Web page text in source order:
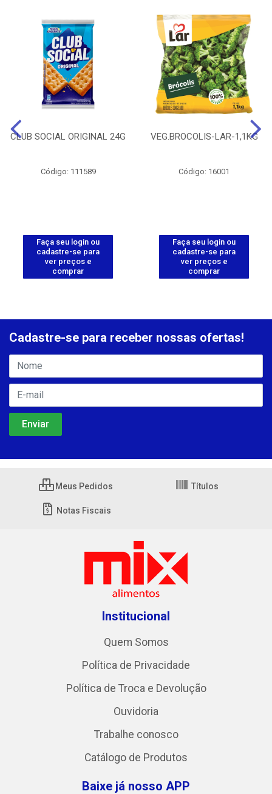
CLUB SOCIAL ORIGINAL 24G
Código: 111589
Faça seu login ou
cadastre-se para
ver preços e
comprar
VEG.BROCOLIS-LAR-1,1KG
Código: 16001
Faça seu login ou
cadastre-se para
ver preços e
comprar
Cadastre-se para receber nossas ofertas!
Meus Pedidos Títulos
Notas Fiscais
Institucional
Quem Somos
Política de Privacidade
Política de Troca e Devolução
Ouvidoria
Trabalhe conosco
Catálogo de Produtos
Baixe já nosso APP